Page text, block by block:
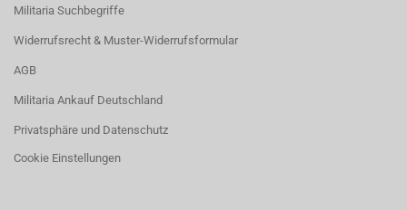
Militaria Suchbegriffe
Widerrufsrecht & Muster-Widerrufsformular
AGB
Militaria Ankauf Deutschland
Privatsphäre und Datenschutz
Cookie Einstellungen